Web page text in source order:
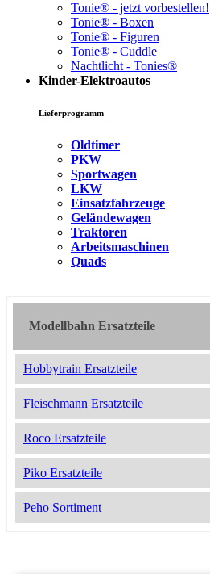
Tonie® - jetzt vorbestellen!
Tonie® - Boxen
Tonie® - Figuren
Tonie® - Cuddle
Nachtlicht - Tonies®
Kinder-Elektroautos
Lieferprogramm
Oldtimer
PKW
Sportwagen
LKW
Einsatzfahrzeuge
Geländewagen
Traktoren
Arbeitsmaschinen
Quads
Modellbahn Ersatzteile
Hobbytrain Ersatzteile
Fleischmann Ersatzteile
Roco Ersatzteile
Piko Ersatzteile
Peho Sortiment